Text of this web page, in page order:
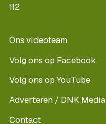
112
Ons videoteam
Volg ons op Facebook
Volg ons op YouTube
Adverteren / DNK Media
Contact